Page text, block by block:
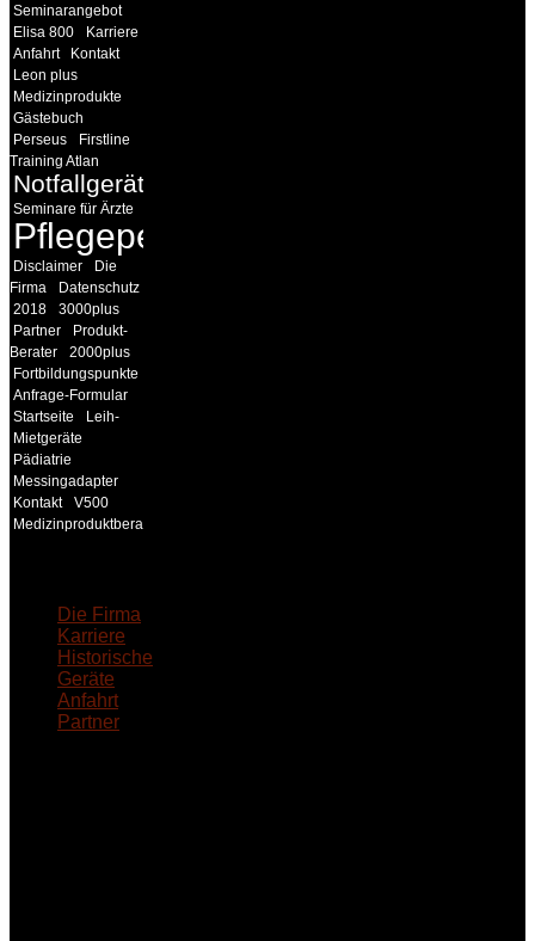
Seminarangebot
Elisa 800
Karriere
Anfahrt
Kontakt
Leon plus
Medizinprodukte
Gästebuch
Perseus
Firstline
Training Atlan
Notfallgeräte
Seminare für Ärzte
Pflegepersonal
Disclaimer
Die
Firma
Datenschutz
2018
3000plus
Partner
Produkt-
Berater
2000plus
Fortbildungspunkte
Anfrage-Formular
Startseite
Leih-
Mietgeräte
Pädiatrie
Messingadapter
Kontakt
V500
Medizinproduktberater
Die Firma
Karriere
Historische
Geräte
Anfahrt
Partner